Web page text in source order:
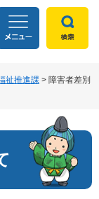
祉推進課 > 障害者差別